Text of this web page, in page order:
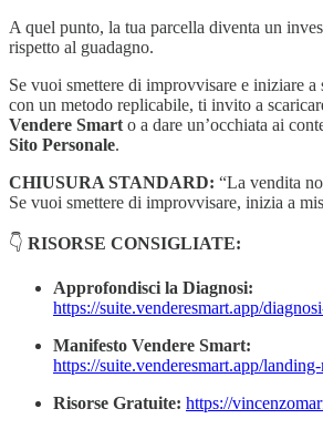
A quel punto, la tua parcella diventa un
rispetto al guadagno.
Se vuoi smettere di improvvisare e iniziare a
con un metodo replicabile, ti invito a
Vendere Smart o a dare un’occhiata ai
Sito Personale.
CHIUSURA STANDARD: “La vendita
Se vuoi smettere di improvvisare, inizia a
👇 RISORSE CONSIGLIATE:
Approfondisci la Diagnosi:
https://suite.venderesmart.app/
Manifesto Vendere Smart:
https://suite.venderesmart.app/
Risorse Gratuite: https://